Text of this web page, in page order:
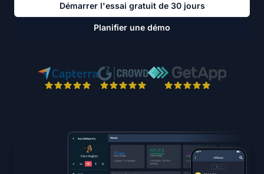
Démarrer l'essai gratuit de 30 jours
Planifier une démo